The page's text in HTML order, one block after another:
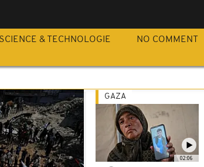
SCIENCE & TECHNOLOGIE NO COMMENT
02:06
GAZA